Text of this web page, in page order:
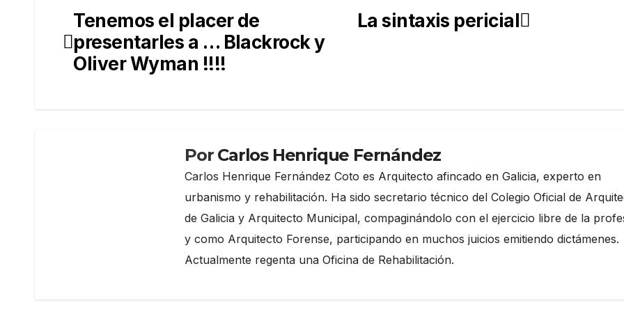
Navegación
de
entradas
La sintaxis pericial
Tenemos el placer de
presentarles a … Blackrock y
Oliver Wyman !!!!
Por Carlos Henrique Fernández
Carlos Henrique Fernández Coto es Arquitecto afincado en Galicia, experto en
urbanismo y rehabilitación. Ha sido secretario técnico del Colegio Oficial de
de Galicia y Arquitecto Municipal, compaginándolo con el ejercicio libre de la
y como Arquitecto Forense, participando en muchos juicios emitiendo dictámenes.
Actualmente regenta una Oficina de Rehabilitación.